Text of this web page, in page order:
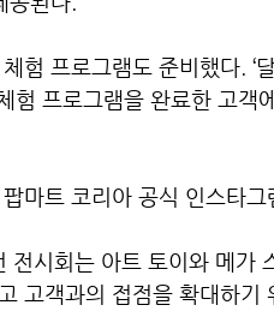
험 프로그램도 준비했다. ‘
험 프로그램을 완료한 고객
마트 코리아 공식 인스타
전시회는 아트 토이와 메가
고객과의 접점을 확대하기